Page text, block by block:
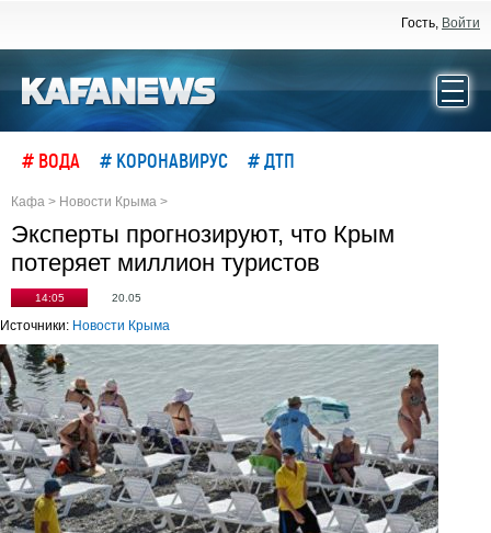
Гость, Войти
# ВОДА # КОРОНАВИРУС # ДТП
Кафа > Новости Крыма >
Эксперты прогнозируют, что Крым
потеряет миллион туристов
14:05 20.05
Источники: Новости Крыма